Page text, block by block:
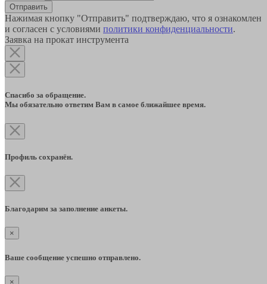
Отправить
Нажимая кнопку "Отправить" подтверждаю, что я ознакомлен
и согласен с условиями политики конфиденциальности.
Заявка на прокат инструмента
Спасибо за обращение.
Мы обязательно ответим Вам в самое ближайшее время.
Профиль сохранён.
Благодарим за заполнение анкеты.
×
Ваше сообщение успешно отправлено.
×